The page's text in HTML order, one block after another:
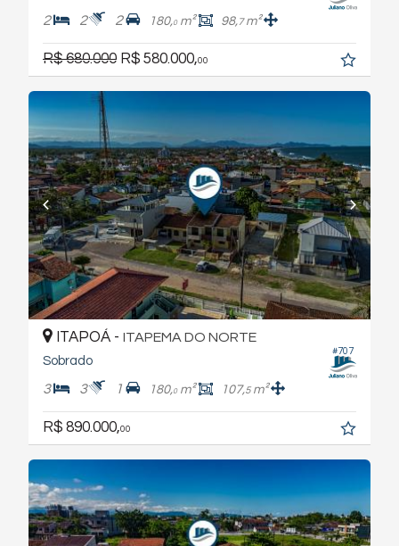
2 2 2 180,0m² 98,7m²
R$ 680.000 R$ 580.000,00
#707
ITAPOÁ - ITAPEMA DO NORTE
Sobrado
3 3 1 180,0m² 107,5m²
R$ 890.000,00